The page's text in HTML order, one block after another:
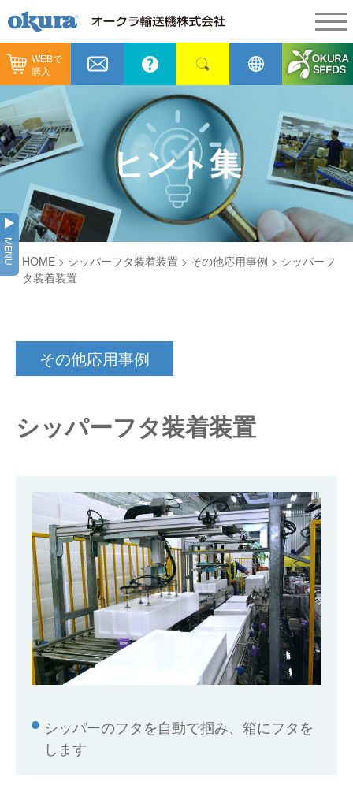
WEBで
購入
製品情報
製品情報
コンベヤ機器
コンベヤ機器を探す
用途から探す
コンベヤ機器の技術情報
GTPシステム
仕分けシステム
ピッキングシステム
パレタイズ・デパレタイズシステム
バンニング・デバンニングシステム
バーチカル装置（垂直搬送機）
周辺機器
納入事例
納入事例
全業種
製造
物流
通販
食品
メンテナンス
カタログ／CAD
会社情報
会社情報
企業理念
事業所一覧
事業紹介
沿革
オークラの取組み
採用情報
オークラミュージアム
生産終了品
オークラ育英財団
プライバシーポリシー
サイトポリシー
ヒント集
MENU HOME > シッパーフタ装着装置 > その他応用事例 > シッパーフ
タ装着装置
その他応用事例
シッパーフタ装着装置
シッパーのフタを自動で掴み、箱にフタを
します